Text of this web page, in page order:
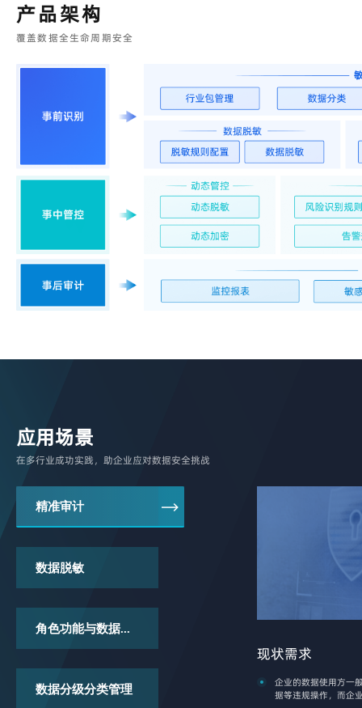
产品架构
覆盖数据全生命周期安全
应用场景
在多行业成功实践，助企业应对数据安全挑战
精准审计
数据脱敏
角色功能与数据...
数据分级分类管理
现状需求
企业的数据使用方一
据等违规操作，而企